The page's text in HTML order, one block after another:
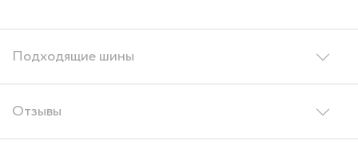
Подходящие шины
Отзывы